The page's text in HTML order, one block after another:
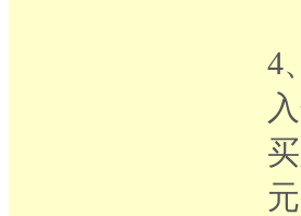
4